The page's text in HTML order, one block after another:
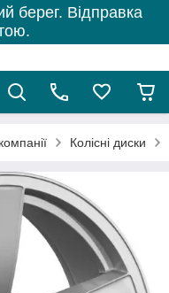
берег. Відправка
Колісні диски